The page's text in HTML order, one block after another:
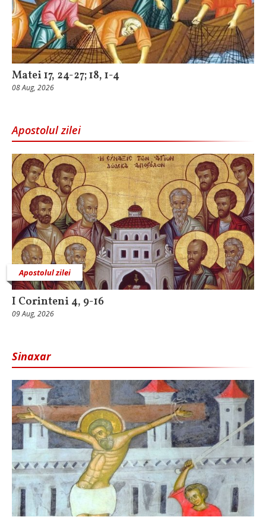
Matei 17, 24-27; 18, 1-4
08 Aug, 2026
Apostolul zilei
Apostolul zilei
I Corinteni 4, 9-16
09 Aug, 2026
Sinaxar